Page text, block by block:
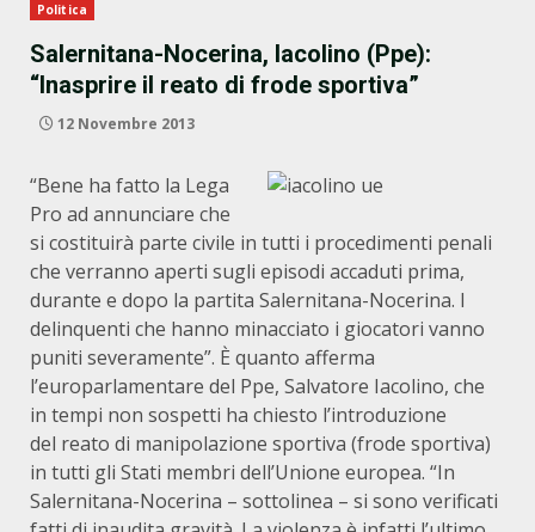
Politica
Salernitana-Nocerina, Iacolino (Ppe):
“Inasprire il reato di frode sportiva”
12 Novembre 2013
“Bene ha fatto la Lega
Pro ad annunciare che
si costituirà parte civile in tutti i procedimenti penali
che verranno aperti sugli episodi accaduti prima,
durante e dopo la partita Salernitana-Nocerina. I
delinquenti che hanno minacciato i giocatori vanno
puniti severamente”. È quanto afferma
l’europarlamentare del Ppe, Salvatore Iacolino, che
in tempi non sospetti ha chiesto l’introduzione
del reato di manipolazione sportiva (frode sportiva)
in tutti gli Stati membri dell’Unione europea. “In
Salernitana-Nocerina – sottolinea – si sono verificati